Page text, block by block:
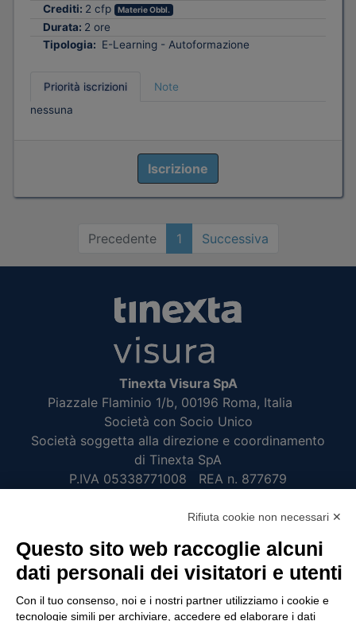
Crediti: 2 cfp Materie Obbl.
Durata: 2 ore
Tipologia: E-Learning - Autoformazione
Priorità iscrizioni
Note
nessuna
Iscrizione
Precedente 1 Successiva
Tinexta Visura SpA
Piazzale Flaminio 1/b, 00196 Roma, Italia
Società con Socio Unico
Società soggetta alla direzione e coordinamento
di Tinexta SpA
P.IVA 05338771008 REA n. 877679
Recupero Password
POLICIES AND TERMS
Rifiuta cookie non necessari ✕
Questo sito web raccoglie alcuni
dati personali dei visitatori e utenti
Con il tuo consenso, noi e i nostri partner utilizziamo i cookie e
tecnologie simili per archiviare, accedere ed elaborare i dati